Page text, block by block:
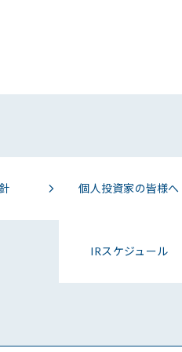
個人投資家の皆様へ
IRスケジュール